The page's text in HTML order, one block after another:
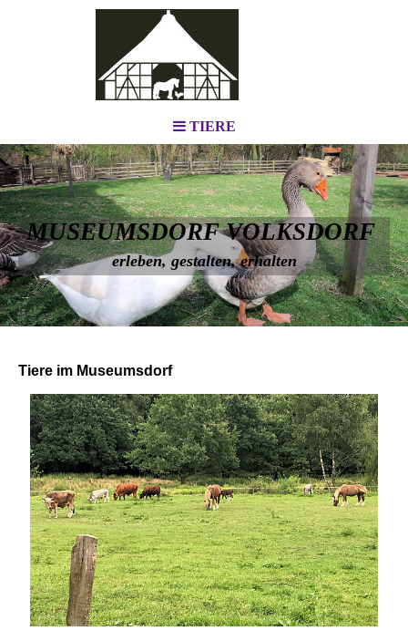
TIERE
MUSEUMSDORF VOLKSDORF
erleben, gestalten, erhalten
Tiere im Museumsdorf